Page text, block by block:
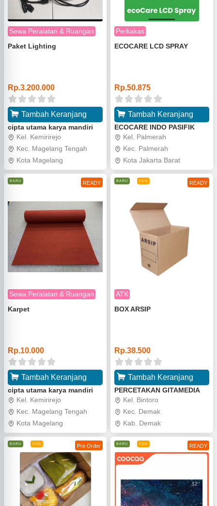
Sewa Peralatan & Ruangan
Paket Lighting
Rp.3.200.000
Tambah Keranjang
cipta utama karya mandiri
Kel. Kemirirejo
Kec. Magelang Tengah
Kota Magelang
Perkakas
ECOCARE LCD SPRAY
Rp.50.875
Tambah Keranjang
ECOCARE INDO PASIFIK
Kel. Palmerah
Kec. Palmerah
Kota Jakarta Barat
READY
BARU
Sewa Peralatan & Ruangan
Karpet
Rp.10.000
Tambah Keranjang
cipta utama karya mandiri
Kel. Kemirirejo
Kec. Magelang Tengah
Kota Magelang
READY
BARU PDN
ATK
BOX ARSIP
Rp.38.500
Tambah Keranjang
PERCETAKAN GITAMEDIA
Kel. Bintoro
Kec. Demak
Kab. Demak
Pre Order
BARU PDN READY
BARU PDN